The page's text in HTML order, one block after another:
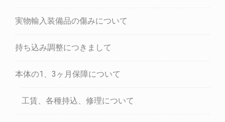
実物輸入装備品の傷みについて
持ち込み調整につきまして
本体の1、3ヶ月保障について
工賃、各種持込、修理について